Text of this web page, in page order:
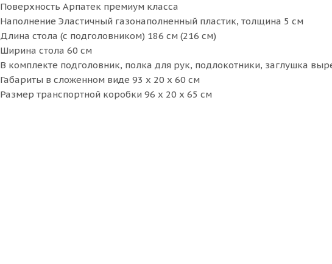
Поверхность Арпатек премиум класса
Наполнение Эластичный газонаполненный пластик, толщина 5 см
Длина стола (с подголовником) 186 см (216 см)
Ширина стола 60 см
В комплекте подголовник, полка для рук, подлокотники, заглушка
Габариты в сложенном виде 93 x 20 x 60 см
Размер транспортной коробки 96 x 20 x 65 см